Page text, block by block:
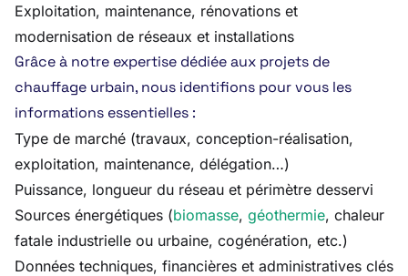
Exploitation, maintenance, rénovations et
modernisation de réseaux et installations
Grâce à notre expertise dédiée aux projets de
chauffage urbain, nous identifions pour vous les
informations essentielles :
Type de marché (travaux, conception-réalisation,
exploitation, maintenance, délégation…)
Puissance, longueur du réseau et périmètre desservi
Sources énergétiques (biomasse, géothermie, chaleur
fatale industrielle ou urbaine, cogénération, etc.)
Données techniques, financières et administratives clés